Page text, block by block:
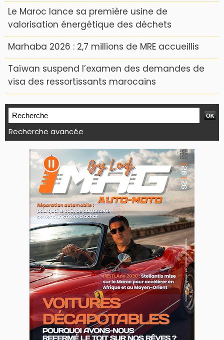
Le Maroc lance sa première usine de
valorisation énergétique des déchets
Marhaba 2026 : 2,7 millions de MRE accueillis
Taïwan suspend l’examen des demandes de
visa des ressortissants marocains
Recherche avancée
WEB TV LODJ24 : Youtube, kick et twitch
Plein écran
Inscription à la newsletter